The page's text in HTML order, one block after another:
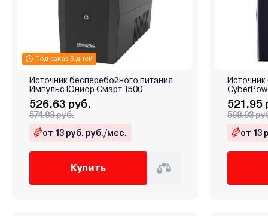
Под заказ 5 дней
Источник бесперебойного питания
Импульс Юниор Смарт 1500
526.63 руб.
574.03 руб.
от 13 руб. руб./мес.
Купить
521.95
568.93
от 13